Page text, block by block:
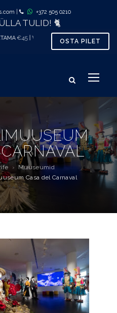
+372 505 0210
TULID! 🐈
€45| VAALAVAATLUS al. €33 |
OSTA PILET
› Muuseumid
Casa del Carnaval